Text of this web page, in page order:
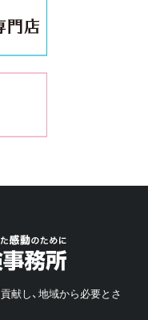
献し、地域から必要とさ